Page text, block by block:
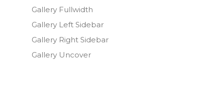
Gallery Fullwidth
Gallery Left Sidebar
Gallery Right Sidebar
Gallery Uncover